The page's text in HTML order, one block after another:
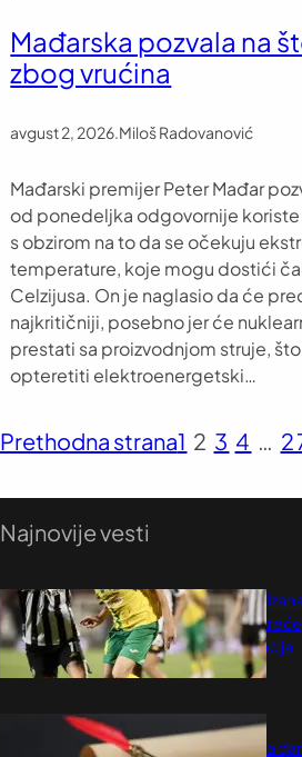
Mađarska pozvala na
zbog vrućina
avgust 2, 2026 Miloš Radovanović
Mađarski premijer Peter Mađar
od ponedeljka odgovornije
s obzirom na to da se očekuju
temperature, koje mogu dostići
Celzijusa. On je naglasio da će
najkritičniji, posebno jer će
prestati sa proizvodnjom struje,
opteretiti elektroenergetski…
Prethodna strana1 2 3 4 …
Najnovije vesti
Fudbaleri
prvom meču
Ligu konferencija
avgust 7, 2026
Dogodilo se na